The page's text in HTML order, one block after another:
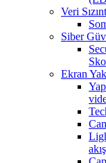
Veri
Siber
Ekran